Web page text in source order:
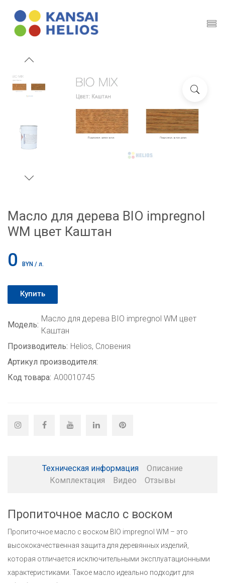
Масло для дерева BIO impregnol
WM цвет Каштан
0 BYN / л.
Купить
Модель:
Масло для дерева BIO impregnol WM цвет
Каштан
Производитель: Helios, Словения
Артикул производителя:
Код товара: A00010745
Техническая информация
Описание
Комплектация
Видео Отзывы
Пропиточное масло с воском
Пропиточное масло с воском BIO impregnol WM – это
высококачественная защита для деревянных изделий,
которая отличается исключительными эксплуатационными
характеристиками. Такое масло идеально подходит для